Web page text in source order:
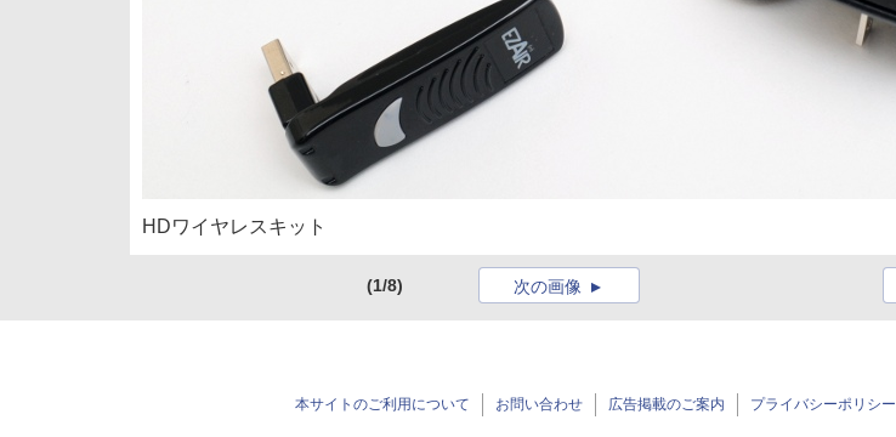
HDワイヤレスキット
(1/8) 次の画像
本サイトのご利用について お問い合わせ 広告掲載のご案内 プライバシーポリシー